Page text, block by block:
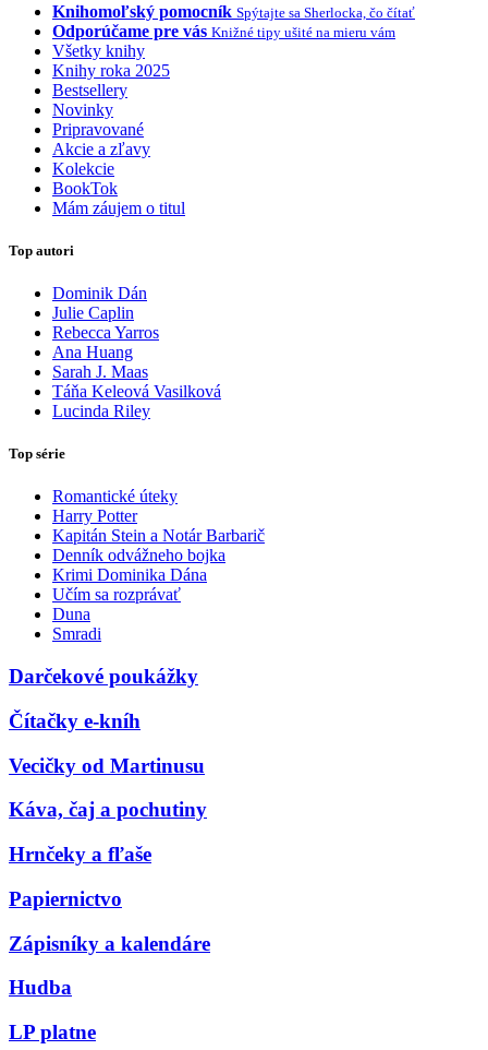
Knihomoľský pomocník Spýtajte sa Sherlocka, čo čítať
Odporúčame pre vás Knižné tipy ušité na mieru vám
Všetky knihy
Knihy roka 2025
Bestsellery
Novinky
Pripravované
Akcie a zľavy
Kolekcie
BookTok
Mám záujem o titul
Top autori
Dominik Dán
Julie Caplin
Rebecca Yarros
Ana Huang
Sarah J. Maas
Táňa Keleová Vasilková
Lucinda Riley
Top série
Romantické úteky
Harry Potter
Kapitán Stein a Notár Barbarič
Denník odvážneho bojka
Krimi Dominika Dána
Učím sa rozprávať
Duna
Smradi
Darčekové poukážky
Čítačky e-kníh
Vecičky od Martinusu
Káva, čaj a pochutiny
Hrnčeky a fľaše
Papiernictvo
Zápisníky a kalendáre
Hudba
LP platne